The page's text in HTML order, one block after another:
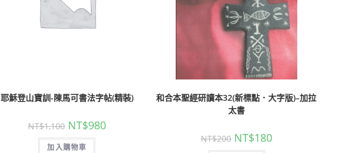
耶穌登山寶訓-陳馬可書法字帖(精裝)
NT$1,100 NT$980
加入購物車
和合本聖經研讀本32(新標點．大字版)–加拉
太書
NT$200 NT$180